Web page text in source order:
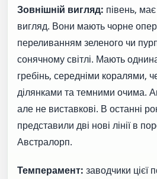
Зовнішній вигляд: півень,
вигляд. Вони мають чорне
переливанням зеленого чи
сонячному світлі. Мають
гребінь, середніми коралями,
ділянками та темними очима.
але не виставкові. В останні
представили дві нові лінії в
Австралорп.
Темперамент: заводчики цієї